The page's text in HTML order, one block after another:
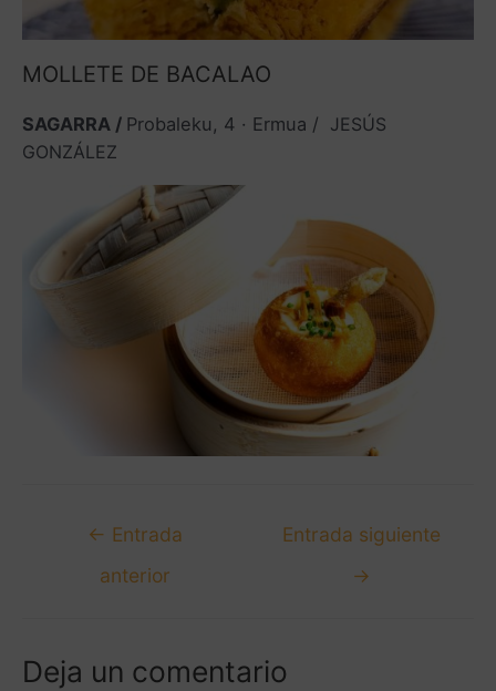
MOLLETE DE BACALAO
SAGARRA / Probaleku, 4 · Ermua / JESÚS
GONZÁLEZ
← Entrada
anterior
Entrada siguiente
→
Deja un comentario